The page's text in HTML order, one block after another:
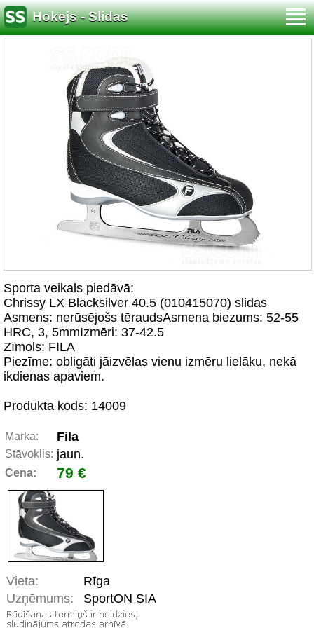
Hokejs - Slidas
Sporta veikals piedāvā:
Chrissy LX Blacksilver 40.5 (010415070) slidas
Asmens: nerūsējošs tēraudsAsmena biezums: 52-55
HRC, 3, 5mmIzmēri: 37-42.5
Zīmols: FILA
Piezīme: obligāti jāizvēlas vienu izmēru lielāku, nekā
ikdienas apaviem.
Produkta kods: 14009
Marka: Fila
Stāvoklis: jaun.
Cena: 79 €
Vieta:
Rīga
Uzņēmums:
SportON SIA